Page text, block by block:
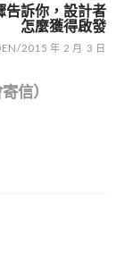
告訴你，設計者
怎麼獲得啟發
/2015 年 2 月 3 日
信）